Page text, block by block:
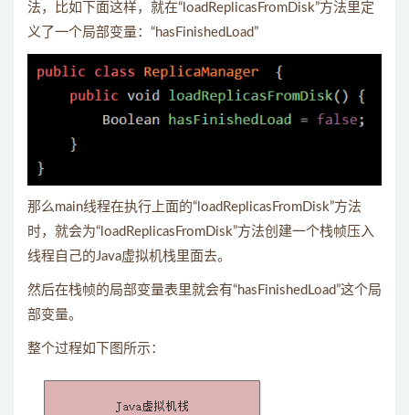
法，比如下面这样，就在“loadReplicasFromDisk”方法里定
义了一个局部变量：“hasFinishedLoad”
那么main线程在执行上面的“loadReplicasFromDisk”方法
时，就会为“loadReplicasFromDisk”方法创建一个栈帧压入
线程自己的Java虚拟机栈里面去。
然后在栈帧的局部变量表里就会有“hasFinishedLoad”这个局
部变量。
整个过程如下图所示：